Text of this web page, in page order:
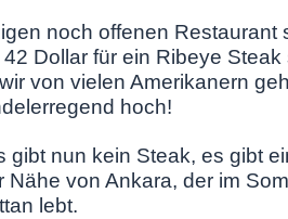
noch offenen
42 Dollar für ein Ribeye
von vielen Amerikanern
hoch!
gibt nun kein Steak, es gibt
Nähe von Ankara, der im
lebt.